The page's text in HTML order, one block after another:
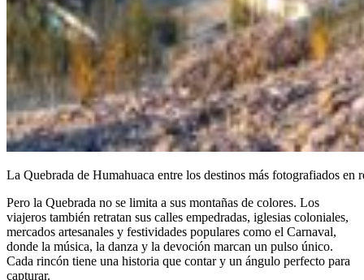
La Quebrada de Humahuaca entre los destinos más fotografiados en
Pero la Quebrada no se limita a sus montañas de colores. Los
viajeros también retratan sus calles empedradas, iglesias coloniales,
mercados artesanales y festividades populares como el Carnaval,
donde la música, la danza y la devoción marcan un pulso único.
Cada rincón tiene una historia que contar y un ángulo perfecto para
capturar.